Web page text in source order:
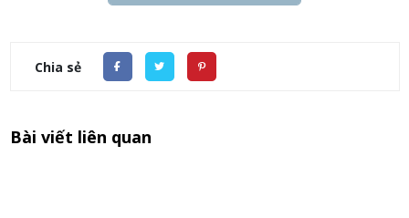
Chia sẻ
Bài viết liên quan